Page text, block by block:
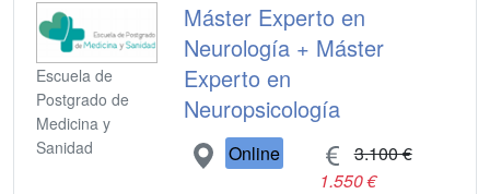
Escuela de
Postgrado de
Medicina y
Sanidad
Máster Experto en
Neurología + Máster
Experto en
Neuropsicología
Online
3.100 €
1.550 €